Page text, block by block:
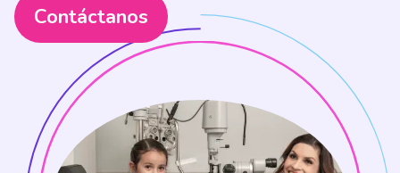
Contáctanos